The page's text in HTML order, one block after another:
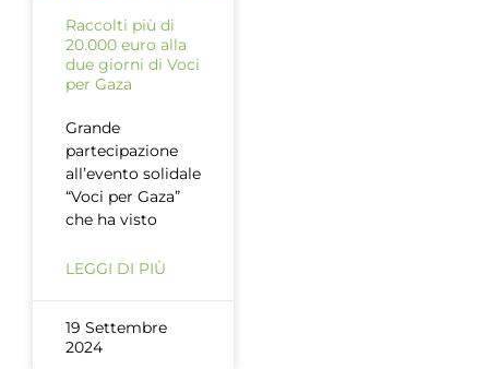
Raccolti più di
20.000 euro alla
due giorni di Voci
per Gaza
Grande
partecipazione
all’evento solidale
“Voci per Gaza”
che ha visto
LEGGI DI PIÙ
19 Settembre
2024